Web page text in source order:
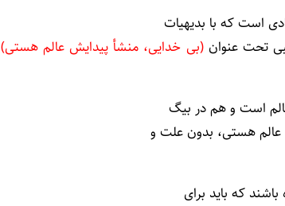
است که با بدیهیات
تحت عنوان(بی خدایی، منشأ پیدایش عالم هستی)
است و هم در بیگ
عالم هستی، بدون علت و
که باید برای